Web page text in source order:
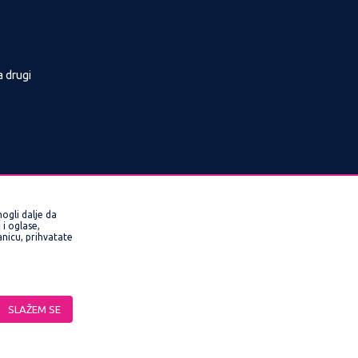
drugi
kompletne i bez grešaka. Svi artikli
pozivom Call Centra na 0800/220022,
dalje da
oglase,
prihvatate
SLAŽEM SE